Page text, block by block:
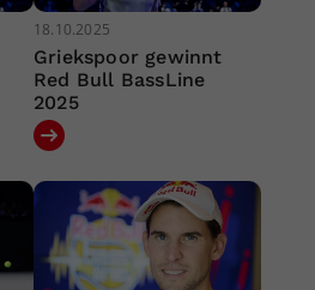
18.10.2025
Griekspoor gewinnt
Red Bull BassLine
2025